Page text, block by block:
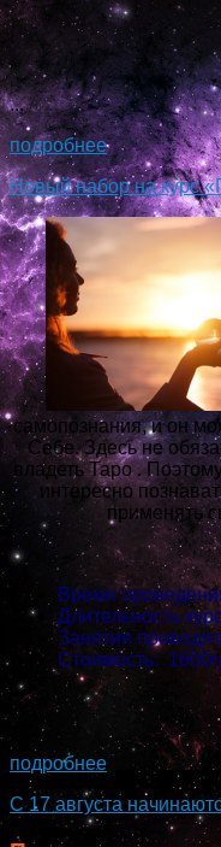
...
подробнее
Новый набор на курс
самопознания, и он
Себе. Здесь не
владеть Таро .
интересно
применять
Время
Длительность
Занятия
Стоимость:
подробнее
С 17 августа